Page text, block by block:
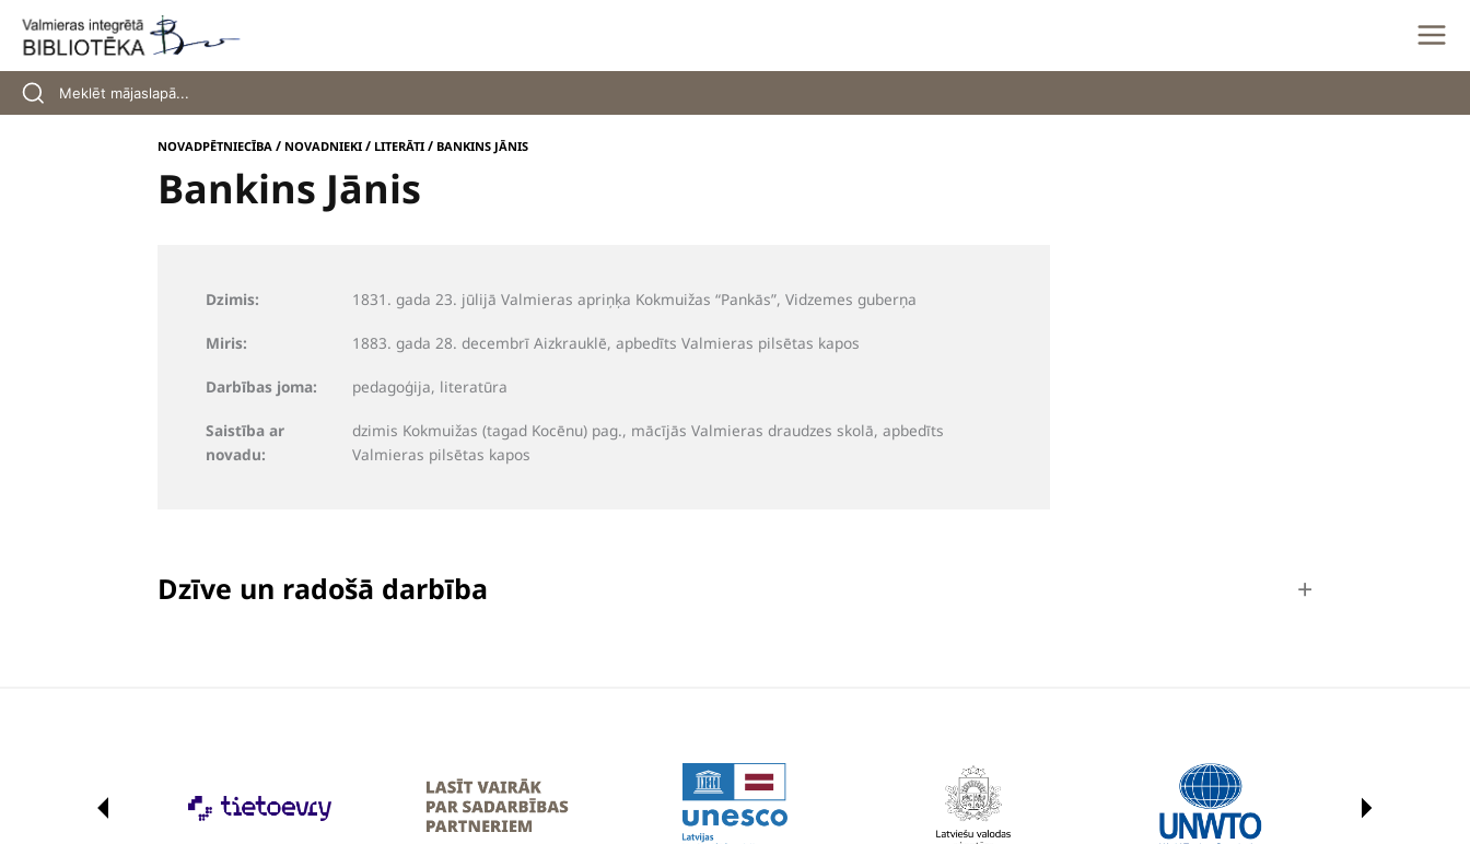
content
NOVADPĒTNIECĪBA / NOVADNIEKI / LITERĀTI / BANKINS JĀNIS
Bankins Jānis
Dzimis: 1831. gada 23. jūlijā Valmieras apriņķa Kokmuižas “Pankās”, Vidzemes guberņa
Miris: 1883. gada 28. decembrī Aizkrauklē, apbedīts Valmieras pilsētas kapos
Darbības joma: pedagoģija, literatūra
Saistība ar
novadu:
dzimis Kokmuižas (tagad Kocēnu) pag., mācījās Valmieras draudzes skolā, apbedīts
Valmieras pilsētas kapos
Dzīve un radošā darbība